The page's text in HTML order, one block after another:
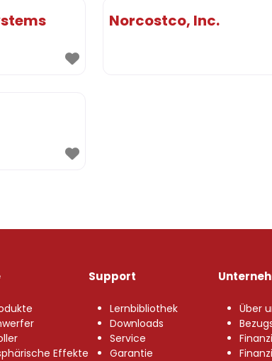
Norcostco, Inc.
Effekte
Support
Lernbibliothek
Downloads
Service
Garantie
Über